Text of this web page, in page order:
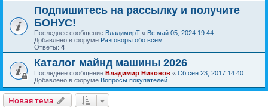
Подпишитесь на рассылку и получите
БОНУС!
Последнее сообщение ВладимирТ « Вс май 05, 2024 19:44
Добавлено в форуме Разговоры обо всем
Ответы: 4
Каталог майнд машины 2026
Последнее сообщение Владимир Никонов « Сб сен 23, 2017 14:40
Добавлено в форуме Вопросы покупателей
Новая тема